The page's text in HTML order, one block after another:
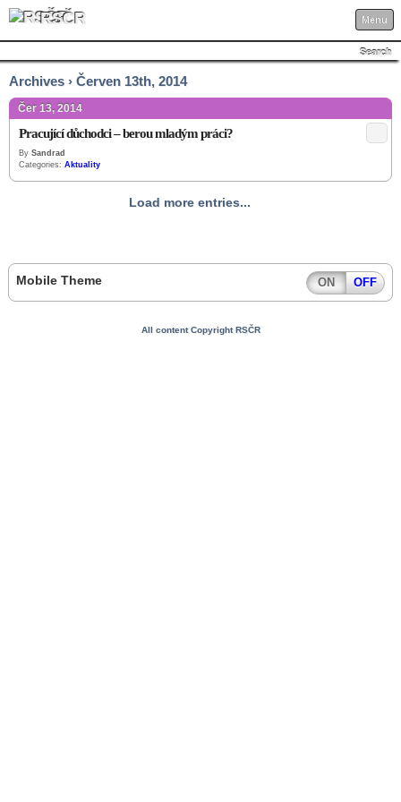
RSČR Menu
Search
Archives › Červen 13th, 2014
Čer 13, 2014
Pracující důchodci – berou mladým práci?
By Sandrad
Categories: Aktuality
Load more entries...
Mobile Theme ON OFF
All content Copyright RSČR